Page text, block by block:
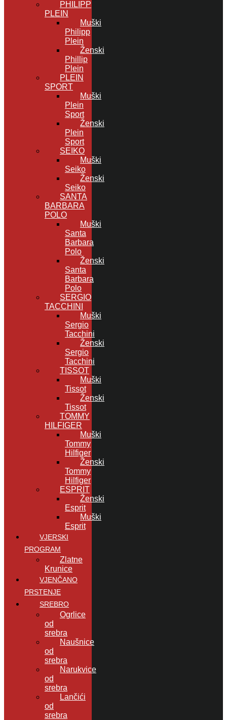
PHILIPP
PLEIN
Muški
Philipp
Plein
Ženski
Phillip
Plein
PLEIN
SPORT
Muški
Plein
Sport
Ženski
Plein
Sport
SEIKO
Muški
Seiko
Ženski
Seiko
SANTA
BARBARA
POLO
Muški
Santa
Barbara
Polo
Ženski
Santa
Barbara
Polo
SERGIO
TACCHINI
Muški
Sergio
Tacchini
Ženski
Sergio
Tacchini
TISSOT
Muški
Tissot
Ženski
Tissot
TOMMY
HILFIGER
Muški
Tommy
Hilfiger
Ženski
Tommy
Hilfiger
ESPRIT
Ženski
Esprit
Muški
Esprit
VJERSKI
PROGRAM
Zlatne
Krunice
VJENČANO
PRSTENJE
SREBRO
Ogrlice
od
srebra
Naušnice
od
srebra
Narukvice
od
srebra
Lančići
od
srebra